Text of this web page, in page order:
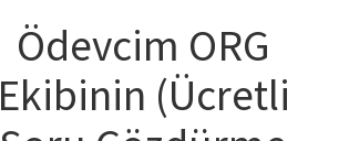
Ödevcim ORG
Ekibinin (Ücretli